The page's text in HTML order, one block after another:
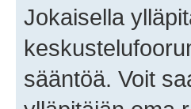
Jokaisella
sääntöä. Voit